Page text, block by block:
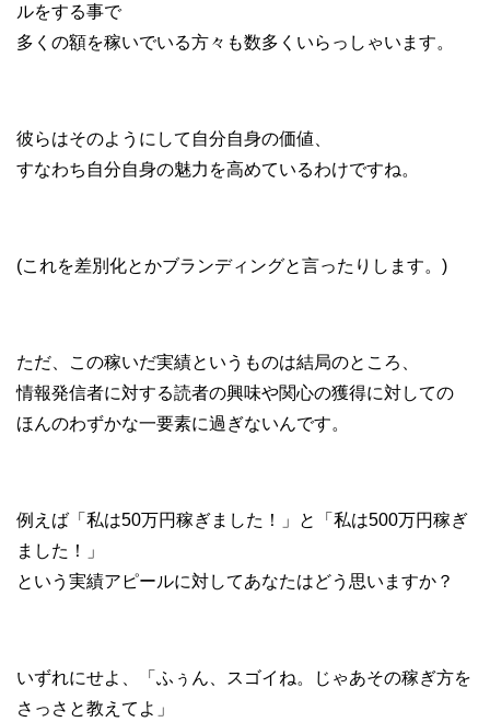
ルをする事で
多くの額を稼いでいる方々も数多くいらっしゃいます。
彼らはそのようにして自分自身の価値、
すなわち自分自身の魅力を高めているわけですね。
(これを差別化とかブランディングと言ったりします。)
ただ、この稼いだ実績というものは結局のところ、
情報発信者に対する読者の興味や関心の獲得に対しての
ほんのわずかな一要素に過ぎないんです。
例えば「私は50万円稼ぎました！」と「私は500万円稼ぎ
ました！」
という実績アピールに対してあなたはどう思いますか？
いずれにせよ、「ふぅん、スゴイね。じゃあその稼ぎ方を
さっさと教えてよ」